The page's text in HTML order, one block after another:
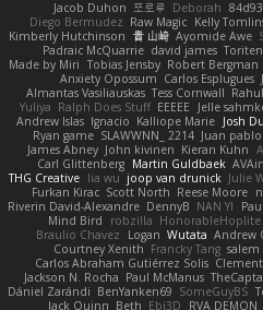
Jacob Duhon 포로루 Deborah
Diego Bermudez Raw Magic Kelly
Kimberly Hutchinson 貴 山崎 Ayomide Awe
Padraic McQuarrie david james
Made by Miri Tobias Jensby Robert Bergman
Anxiety Opossum Carlos Esplugues
Almantas Vasiliauskas Tess Cornwall
Yuliya Ralph Does Stuff EEEEE Jelle
Andrew Islas Ignacio Kalliope Marie Josh
Ryan game SLAWWNN_ 2214 Juan
James Abney John kivinen Kieran Kuhn
Carl Glittenberg Martin Guldbaek
THG Creative lia wu joop van drunick Julie
Furkan Kirac Scott North Reese Moore
Riverin David-Alexandre DennyB NAN YI
Mind Bird
robzilla HonorableHoplite
Braulio Chavez
Logan Wutata Andrew
Courtney Xenith Francky Tang salem
Carlos Abraham Gutiérrez Solis
Jackson N. Rocha Paul McManus
Dániel Zarándi BenYanken69 SomeGuyBS
Jack Quinn Beth Ebi3D RVA DEMON